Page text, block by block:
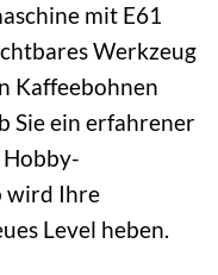
mit E61
Werkzeug
Kaffeebohnen
Sie ein erfahrener
wird Ihre
Level heben.